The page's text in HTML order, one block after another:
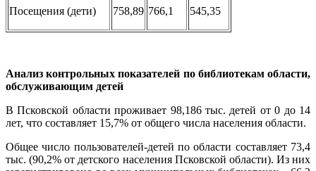
Посещения (дети) 758,89 766,1 545,35
Анализ контрольных показателей по библиотекам области,
обслуживающим детей
В Псковской области проживает 98,186 тыс. детей от 0 до 14
лет, что составляет 15,7% от общего числа населения области.
Общее число пользователей-детей по области составляет 73,4
тыс. (90,2% от детского населения Псковской области). Из них